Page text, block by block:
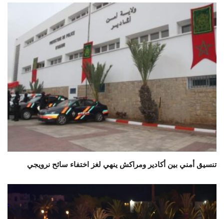
تنسيق أمني بين أكادير ومراكش ينهي لغز اختفاء سائح نرويجي